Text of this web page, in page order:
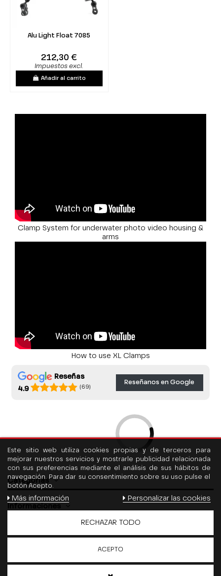
Alu Light Float 7085
212,30 €
Impuestos excl.
Añadir al carrito
Clamp System for underwater photo video housing &
arms
How to use XL Clamps
Reseñas
4.9
(69)
Reseñanos en Google
Categorías
Informaciones
Este sitio web utiliza cookies propias y de terceros para
mejorar nuestros servicios y mostrarle publicidad relacionada
con sus preferencias mediante el análisis de sus hábitos de
navegación. Para dar su consentimiento sobre su uso pulse el
botón Acepto.
Más información Personalizar las cookies
RECHAZAR TODO
ACEPTO